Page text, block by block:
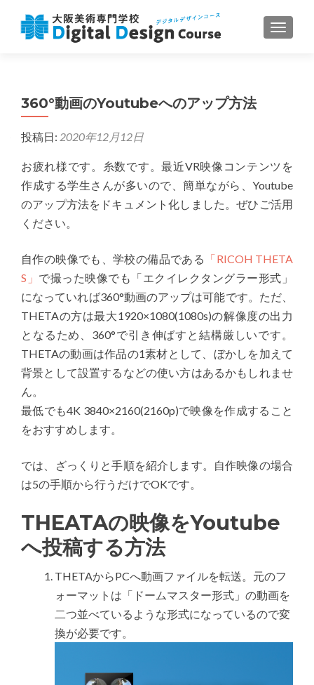
ナビゲ
360°動画のYoutubeへのアップ方法
投稿日: 2020年12月12日
お疲れ様です。糸数です。最近VR映像コンテンツを
作成する学生さんが多いので、簡単ながら、Youtube
のアップ方法をドキュメント化しました。ぜひご活用
ください。
自作の映像でも、学校の備品である 「RICOH THETA
S」 で撮った映像でも「エクイレクタングラー形式」
になっていれば360°動画のアップは可能です。ただ、
THETAの方は最大1920×1080(1080s)の解像度の出力
となるため、360°で引き伸ばすと結構厳しいです。
THETAの動画は作品の1素材として、ぼかしを加えて
背景として設置するなどの使い方はあるかもしれませ
ん。
最低でも4K 3840×2160(2160p)で映像を作成すること
をおすすめします。
では、ざっくりと手順を紹介します。自作映像の場合
は5の手順から行うだけでOKです。
THEATAの映像をYoutube
へ投稿する方法
THETAからPCへ動画ファイルを転送。元のフ
ォーマットは「ドームマスター形式」の動画を
二つ並べているような形式になっているので変
換が必要です。